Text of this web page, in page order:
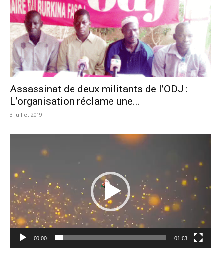
Assassinat de deux militants de l’ODJ :
L’organisation réclame une...
3 juillet 2019
00:00 01:03